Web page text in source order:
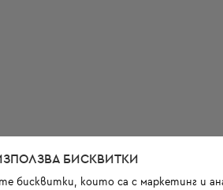
ИЗПОЛЗВА БИСКВИТКИ
бисквитки, които са с маркетинг и